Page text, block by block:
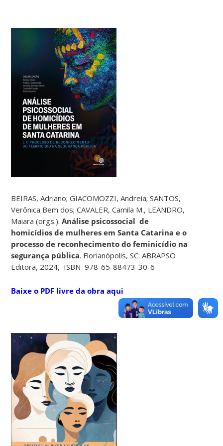
BEIRAS, Adriano; GIACOMOZZI, Andreia; SANTOS,
Verônica Bem dos; CAVALER, Camila M., LEANDRO,
Maiara (orgs.).Análise psicossocial de
homicídios de mulheres em Santa Catarina e o
processo de reconhecimento do feminicídio na
segurança pública. Florianópolis, SC: ABRAPSO
Editora, 2024, ISBN 978-65-88473-30-6
Baixe o PDF livre da obra aqui